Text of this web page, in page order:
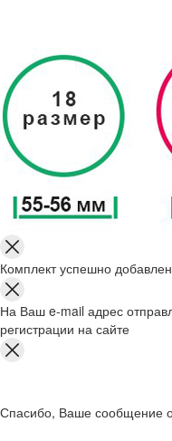
Комплект успешно
На Ваш e-mail адрес
регистрации на сайте
Спасибо, Ваше сообщение